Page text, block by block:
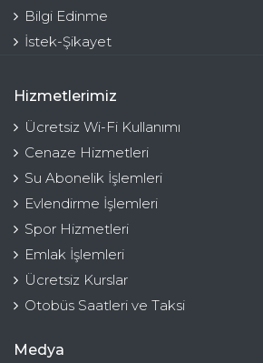
Bilgi Edinme
İstek-Şikayet
Hizmetlerimiz
Ücretsiz Wi-Fi Kullanımı
Cenaze Hizmetleri
Su Abonelik İşlemleri
Evlendirme İşlemleri
Spor Hizmetleri
Emlak İşlemleri
Ücretsiz Kurslar
Otobüs Saatleri ve Taksi
Medya